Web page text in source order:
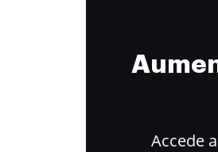
Accede